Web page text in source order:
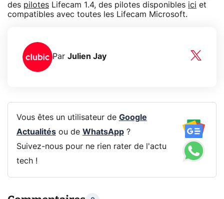
des pilotes Lifecam 1.4, des pilotes disponibles ici et
compatibles avec toutes les Lifecam Microsoft.
Par Julien Jay
Vous êtes un utilisateur de Google
Actualitésou de WhatsApp?
Suivez-nous pour ne rien rater de l'actu
tech !